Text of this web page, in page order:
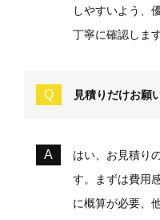
しやすいよう、
丁寧に確認します
見積りだけお願
はい、お見積り
す。まずは費用
に概算が必要、